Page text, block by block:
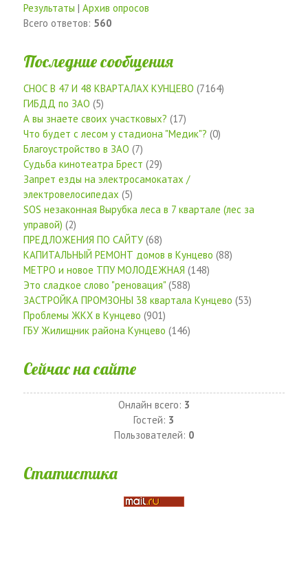
Результаты | Архив опросов
Всего ответов: 560
Последние сообщения
СНОС В 47 И 48 КВАРТАЛАХ КУНЦЕВО (7164)
ГИБДД по ЗАО (5)
А вы знаете своих участковых? (17)
Что будет с лесом у стадиона "Медик"? (0)
Благоустройство в ЗАО (7)
Судьба кинотеатра Брест (29)
Запрет езды на электросамокатах /
электровелосипедах (5)
SOS незаконная Вырубка леса в 7 квартале (лес за
управой) (2)
ПРЕДЛОЖЕНИЯ ПО САЙТУ(68)
КАПИТАЛЬНЫЙ РЕМОНТ домов в Кунцево (88)
МЕТРО и новое ТПУ МОЛОДЕЖНАЯ (148)
Это сладкое слово "реновация" (588)
ЗАСТРОЙКА ПРОМЗОНЫ 38 квартала Кунцево (53)
Проблемы ЖКХ в Кунцево (901)
ГБУ Жилищник района Кунцево (146)
Сейчас на сайте
Онлайн всего: 3
Гостей: 3
Пользователей: 0
Статистика